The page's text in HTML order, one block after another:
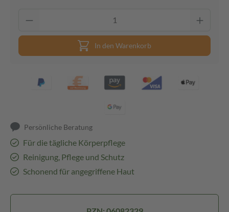
In den Warenkorb
Persönliche Beratung
Für die tägliche Körperpflege
Reinigung, Pflege und Schutz
Schonend für angegriffene Haut